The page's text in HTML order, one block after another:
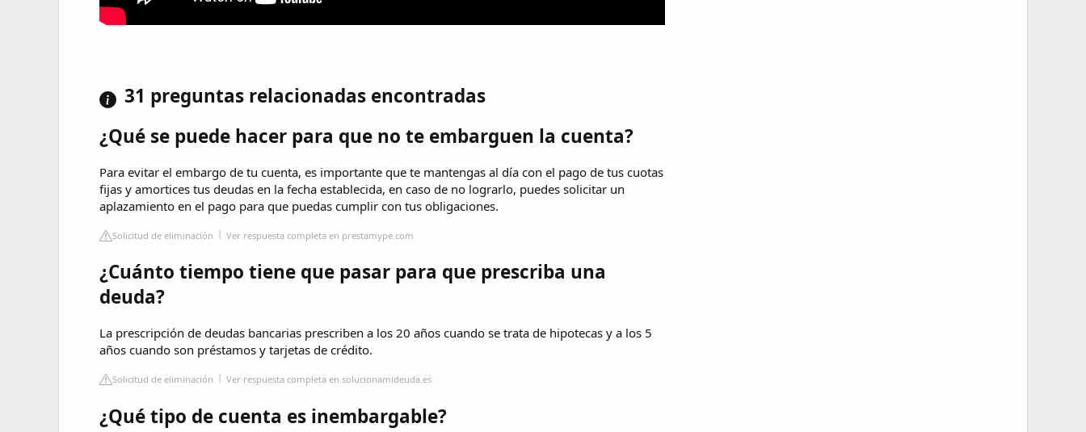
31 preguntas relacionadas encontradas
¿Qué se puede hacer para que no te embarguen la cuenta?
Para evitar el embargo de tu cuenta, es importante que te mantengas al día con el pago de tus cuotas
fijas y amortices tus deudas en la fecha establecida, en caso de no lograrlo, puedes solicitar un
aplazamiento en el pago para que puedas cumplir con tus obligaciones.
Solicitud de eliminación Ver respuesta completa en prestamype.com
¿Cuánto tiempo tiene que pasar para que prescriba una
deuda?
La prescripción de deudas bancarias prescriben a los 20 años cuando se trata de hipotecas y a los 5
años cuando son préstamos y tarjetas de crédito.
Solicitud de eliminación Ver respuesta completa en solucionamideuda.es
¿Qué tipo de cuenta es inembargable?